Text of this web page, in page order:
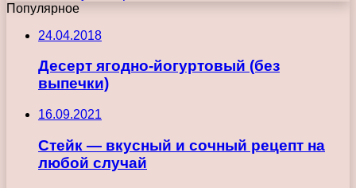
Популярное
24.04.2018
Десерт ягодно-йогуртовый (без
выпечки)
16.09.2021
Стейк — вкусный и сочный рецепт на
любой случай